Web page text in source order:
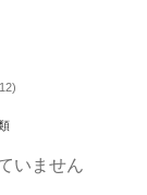
12)
いません